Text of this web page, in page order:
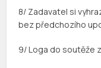
8/ Zadavatel si
bez předchozího
9/ Loga do soutěže